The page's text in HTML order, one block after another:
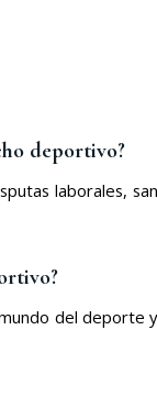
deportivo?
laborales,
del